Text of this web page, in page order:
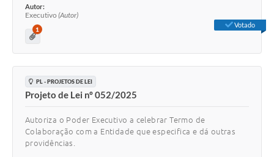
Autor:
Executivo (Autor)
1
Votado
PL - PROJETOS DE LEI
Projeto de Lei nº 052/2025
Autoriza o Poder Executivo a celebrar Termo de
Colaboração com a Entidade que especifica e dá outras
providências.